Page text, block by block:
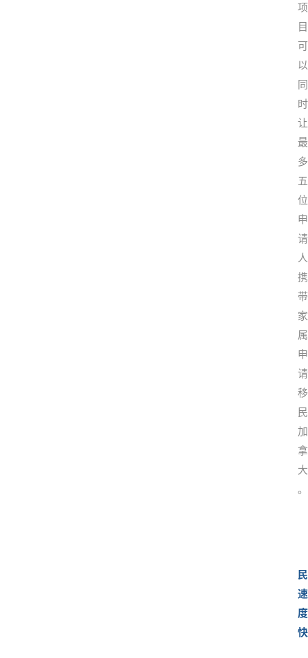
项
目
可
以
同
时
让
最
多
五
位
申
请
人
携
带
家
属
申
请
移
民
加
拿
大
。
民
速
度
快